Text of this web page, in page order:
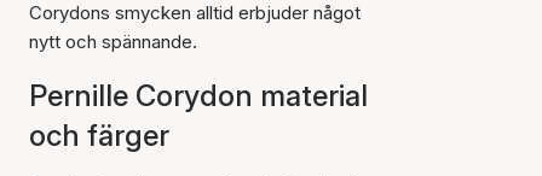
Corydons smycken alltid erbjuder något
nytt och spännande.
Pernille Corydon material
och färger